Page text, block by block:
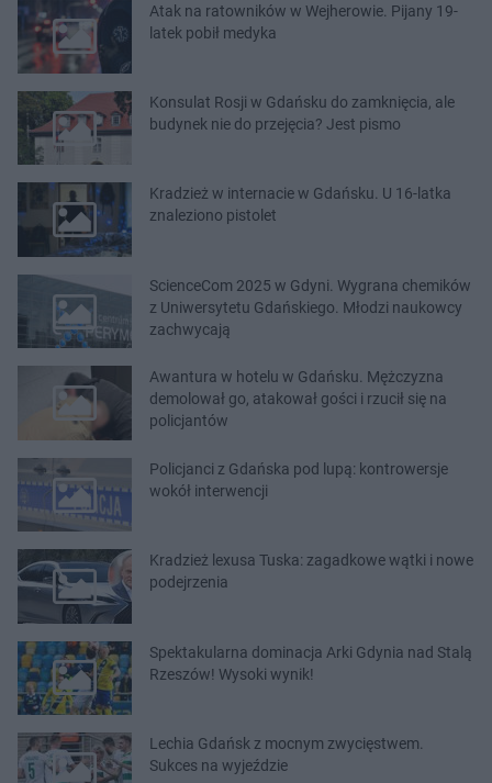
Atak na ratowników w Wejherowie. Pijany 19-
latek pobił medyka
Konsulat Rosji w Gdańsku do zamknięcia, ale
budynek nie do przejęcia? Jest pismo
Kradzież w internacie w Gdańsku. U 16-latka
znaleziono pistolet
ScienceCom 2025 w Gdyni. Wygrana chemików
z Uniwersytetu Gdańskiego. Młodzi naukowcy
zachwycają
Awantura w hotelu w Gdańsku. Mężczyzna
demolował go, atakował gości i rzucił się na
policjantów
Policjanci z Gdańska pod lupą: kontrowersje
wokół interwencji
Kradzież lexusa Tuska: zagadkowe wątki i nowe
podejrzenia
Spektakularna dominacja Arki Gdynia nad Stalą
Rzeszów! Wysoki wynik!
Lechia Gdańsk z mocnym zwycięstwem.
Sukces na wyjeździe